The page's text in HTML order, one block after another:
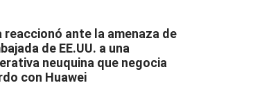
reaccionó ante la amenaza de
de EE.UU. a una
neuquina que negocia
con Huawei